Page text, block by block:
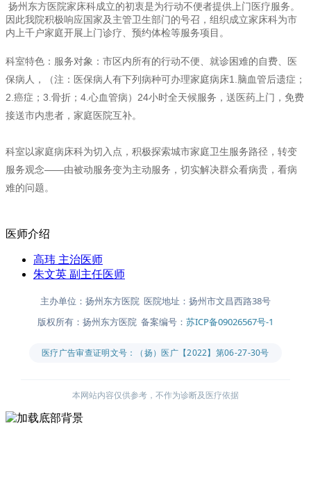
扬州东方医院家床科成立的初衷是为行动不便者提供上门医疗服务。
因此我院积极响应国家及主管卫生部门的号召，组织成立家床科为市
内上千户家庭开展上门诊疗、预约体检等服务项目。
科室特色：服务对象：市区内所有的行动不便、就诊困难的自费、医
保病人，（注：医保病人有下列病种可办理家庭病床1.脑血管后遗症；
2.癌症；3.骨折；4.心血管病）24小时全天候服务，送医药上门，免费
接送市内患者，家庭医院互补。
科室以家庭病床科为切入点，积极探索城市家庭卫生服务路径，转变
服务观念——由被动服务变为主动服务，切实解决群众看病贵，看病
难的问题。
医师介绍
高玮 主治医师
朱文英 副主任医师
主办单位：扬州东方医院 医院地址：扬州市文昌西路38号
版权所有：扬州东方医院 备案编号： 苏ICP备09026567号-1
医疗广告审查证明文号：（扬）医广【2022】第06-27-30号
本网站内容仅供参考，不作为诊断及医疗依据